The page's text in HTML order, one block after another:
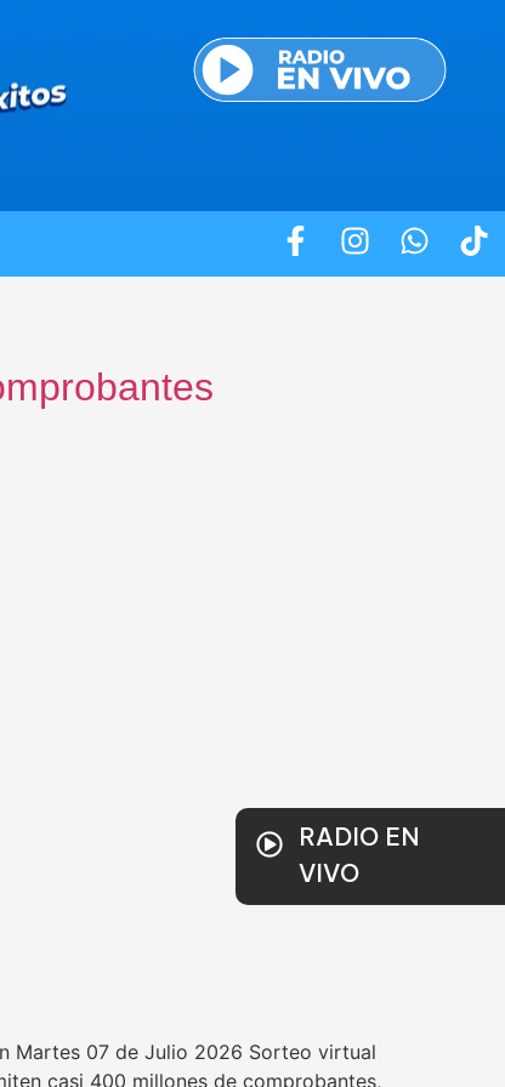
Martes 07 de Julio 2026 Sorteo virtual
casi 400 millones de comprobantes,
RADIO EN
VIVO